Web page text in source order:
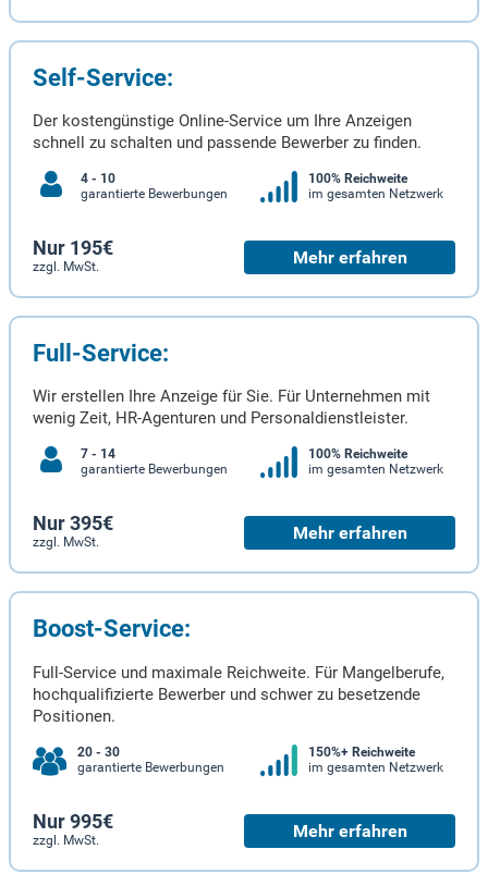
Self-Service:
Der kostengünstige Online-Service um Ihre Anzeigen
schnell zu schalten und passende Bewerber zu finden.
4 - 10
garantierte Bewerbungen
100% Reichweite
im gesamten Netzwerk
Nur 195€
zzgl. MwSt. Mehr erfahren
Full-Service:
Wir erstellen Ihre Anzeige für Sie. Für Unternehmen mit
wenig Zeit, HR-Agenturen und Personaldienstleister.
7 - 14
garantierte Bewerbungen
100% Reichweite
im gesamten Netzwerk
Nur 395€
zzgl. MwSt. Mehr erfahren
Boost-Service:
Full-Service und maximale Reichweite. Für Mangelberufe,
hochqualifizierte Bewerber und schwer zu besetzende
Positionen.
20 - 30
garantierte Bewerbungen
150%+ Reichweite
im gesamten Netzwerk
Nur 995€
zzgl. MwSt. Mehr erfahren